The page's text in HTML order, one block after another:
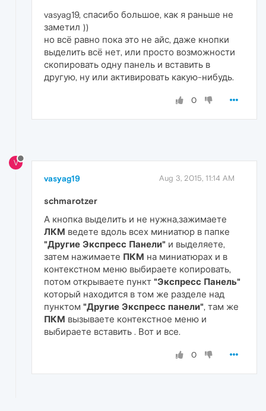
vasyag19, cпасибо большое, как я раньше не
заметил ))
но всё равно пока это не айс, даже кнопки
выделить всё нет, или просто возможности
скопировать одну панель и вставить в
другую, ну или активировать какую-нибудь.
0
V
vasyag19 Aug 3, 2015, 11:14 AM
schmarotzer
А кнопка выделить и не нужна,зажимаете
ЛКМ ведете вдоль всех миниатюр в папке
"Другие Экспресс Панели" и выделяете,
затем нажимаете ПКМ на миниатюрах и в
контекстном меню выбираете копировать,
потом открываете пункт "Экспресс Панель"
который находится в том же разделе над
пунктом "Другие Экспресс панели", там же
ПКМ вызываете контекстное меню и
выбираете вставить . Вот и все.
0